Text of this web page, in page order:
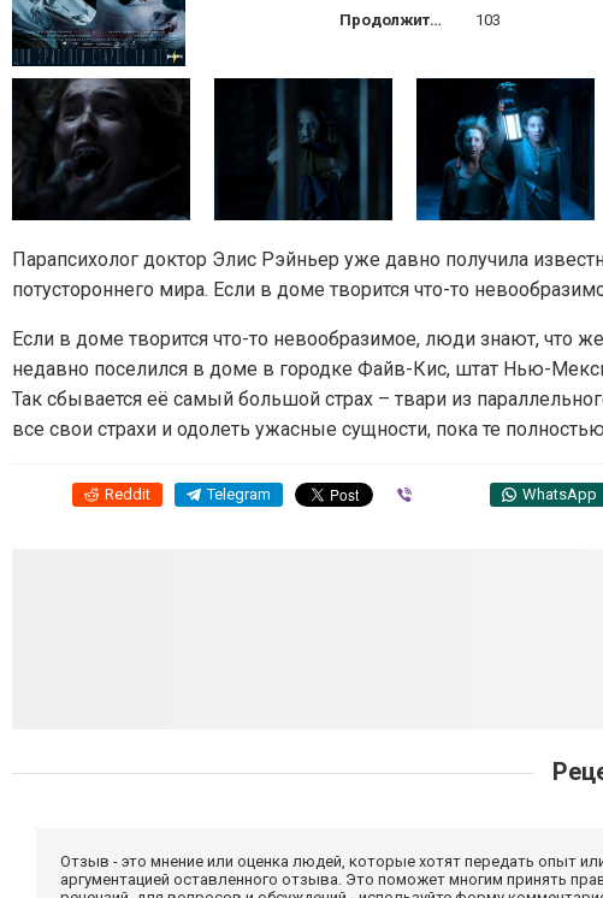
Продолжительность 103
Парапсихолог доктор Элис Рэйньер уже давно получила
потустороннего мира. Если в доме творится что-то
Если в доме творится что-то невообразимое, люди знают,
недавно поселился в доме в городке Файв-Кис, штат Нью-
Так сбывается её самый большой страх – твари из
все свои страхи и одолеть ужасные сущности, пока те
Reddit Telegram WhatsApp
Отзыв - это мнение или оценка людей, которые хотят передать опыт
аргументацией оставленного отзыва. Это поможет многим принять